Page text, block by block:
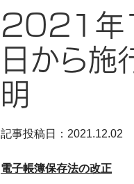
2021年
日から施
明
記事投稿日：2021.12.02
電子帳簿保存法の改正